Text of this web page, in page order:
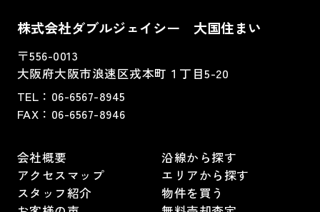
株式会社ダブルジェイシー 大国住まい
〒556-0013
大阪府大阪市浪速区戎本町１丁目5-20
TEL： 06-6567-8945
FAX：06-6567-8946
会社概要
アクセスマップ
スタッフ紹介
沿線から探す
エリアから探す
物件を買う